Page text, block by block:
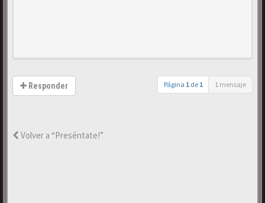
Responder Página 1 de 1 1 mensaje
Volver a “Preséntate!”